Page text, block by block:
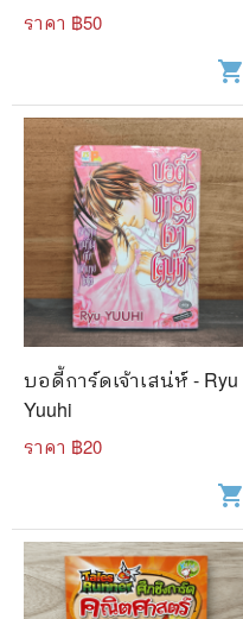
ราคา ฿50
shopping_cart
บอดี้การ์ดเจ้าเสน่ห์ - Ryu
Yuuhi
ราคา ฿20
shopping_cart
📅 สินค้าอื่นๆ